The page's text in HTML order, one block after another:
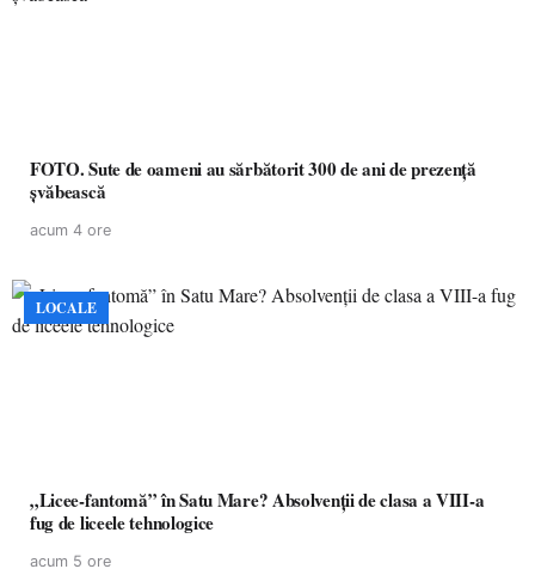
FOTO. Sute de oameni au sărbătorit 300 de ani de prezență
șvăbească
acum 4 ore
LOCALE
„Licee-fantomă” în Satu Mare? Absolvenții de clasa a VIII-a
fug de liceele tehnologice
acum 5 ore